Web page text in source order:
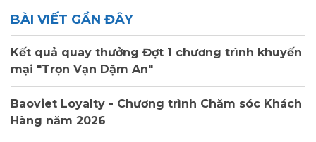
BÀI VIẾT GẦN ĐÂY
Kết quả quay thưởng Đợt 1 chương trình khuyến
mại "Trọn Vạn Dặm An"
Baoviet Loyalty - Chương trình Chăm sóc Khách
Hàng năm 2026